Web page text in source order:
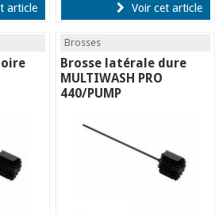
article Voir cet article
Brosses
Brosse latérale dure
MULTIWASH PRO
440/PUMP